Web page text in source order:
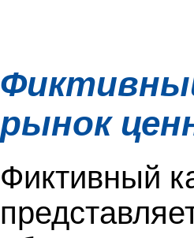
рынок
Фиктивный